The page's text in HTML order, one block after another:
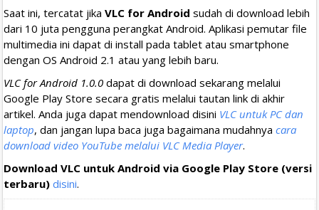
Saat ini, tercatat jika VLC for Android sudah di download lebih
dari 10 juta pengguna perangkat Android. Aplikasi pemutar file
multimedia ini dapat di install pada tablet atau smartphone
dengan OS Android 2.1 atau yang lebih baru.
VLC for Android 1.0.0 dapat di download sekarang melalui
Google Play Store secara gratis melalui tautan link di akhir
artikel. Anda juga dapat mendownload disini VLC untuk PC dan
laptop, dan jangan lupa baca juga bagaimana mudahnya cara
download video YouTube melalui VLC Media Player.
Download VLC untuk Android via Google Play Store (versi
terbaru) disini.